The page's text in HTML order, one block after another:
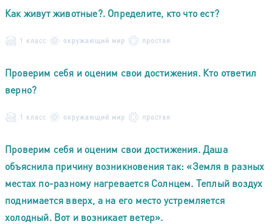
Как живут животные?. Определите, кто что ест?
1 класс окружающий мир простая
Проверим себя и оценим свои достижения. Кто ответил
верно?
1 класс окружающий мир простая
Проверим себя и оценим свои достижения. Даша
объяснила причину возникновения так: «Земля в разных
местах по-разному нагревается Солнцем. Теплый воздух
поднимается вверх, а на его место устремляется
холодный. Вот и возникает ветер».